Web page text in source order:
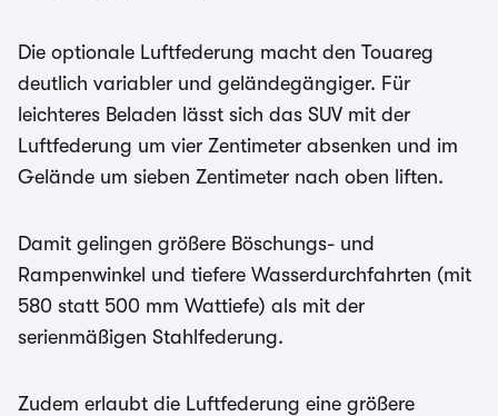
Die optionale Luftfederung macht den Touareg
deutlich variabler und geländegängiger. Für
leichteres Beladen lässt sich das SUV mit der
Luftfederung um vier Zentimeter absenken und im
Gelände um sieben Zentimeter nach oben liften.
Damit gelingen größere Böschungs- und
Rampenwinkel und tiefere Wasserdurchfahrten (mit
580 statt 500 mm Wattiefe) als mit der
serienmäßigen Stahlfederung.
Zudem erlaubt die Luftfederung eine größere